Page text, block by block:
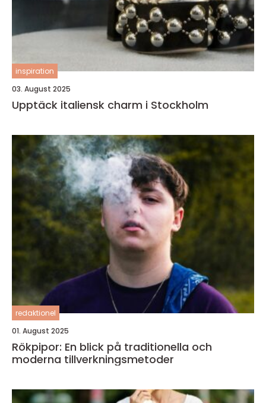
inspiration
03. August 2025
Upptäck italiensk charm i Stockholm
redaktionel
01. August 2025
Rökpipor: En blick på traditionella och
moderna tillverkningsmetoder